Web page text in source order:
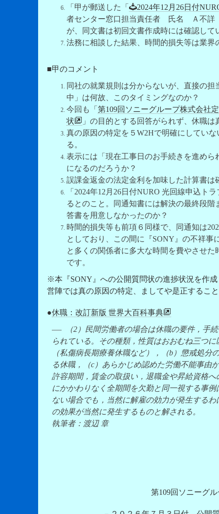
「甲が郵送した「
2024年12月26日付
者センター窓口担当責任者 氏名 Ａ不詳
が、同文書は初回文書作成時には確認して
法務に相談した結果、時間的損失等は業
■甲のコメント
同社の就業規則は分からないが、直接の
中」は何故、このタイミングなのか？
今回も「 第109回ソニーグループ株式会社
状
」の目的とする回答がられず、休職
真の原因の特定を５W2Hで明確にしてい
る。
表示には「現在工事日のお手続きを進め
になるのだろうか？
誤課金返金の法定金利を加味した計算書は
「2024年12月26日付NURO 光回線申込ト
るとのこと。同通知書には解決の最終段
答書を用意しなかったのか？
時間的損失等も前項６同様で、同通知は
としており、この間に『SONY』の不祥
と多くの関係者に多大な時間を費やさせ
です。
※本『SONY』への公開質問状の進捗状況を作
営陣では真の原因の特定、ましてや是正するこ
●休職：改訂新版 世界大百科事典
（2）民間労働者の場合は休職の要件，手
られている。その種類，性質はおおむね三つ
（私傷病長期療養休職など），（b）懲戒処
る休職，（c）あらかじめ認めた労働不能事由
許容期間，賃金の取扱い，退職金や昇給資格
にかかわりなく全期間を欠勤と同一視する事
ない場合でも，当然に解雇の効力が発生する
の効果が当然に発生するものと解される。
執筆者：渡辺 章
第109回ソニーグ